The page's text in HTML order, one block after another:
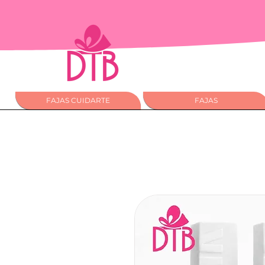
FAJAS CUIDARTE FAJAS